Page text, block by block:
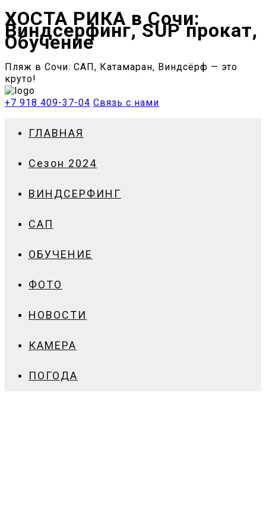
ХОСТА РИКА в Сочи:
Виндсерфинг, SUP прокат,
Обучение
Пляж в Сочи: САП, Катамаран, Виндсёрф — это
круто!
+7 918 409-37-04 Связь с нами
ГЛАВНАЯ
Сезон 2024
ВИНДСЕРФИНГ
САП
ОБУЧЕНИЕ
ФОТО
НОВОСТИ
КАМЕРА
ПОГОДА